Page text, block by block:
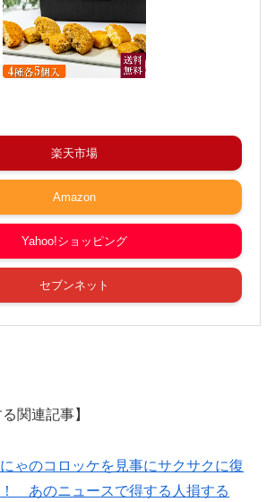
楽天市場
Amazon
Yahoo!ショッピング
セブンネット
関連記事】
ゃのコロッケを見事にサクサクに復
あのニュースで得する人損する